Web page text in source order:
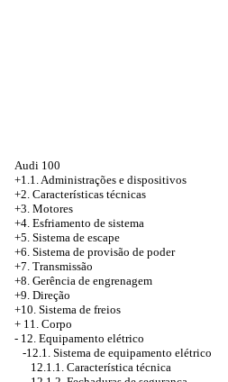
Audi 100
+1.1. Administrações e dispositivos
+2. Características técnicas
+3. Motores
+4. Esfriamento de sistema
+5. Sistema de escape
+6. Sistema de provisão de poder
+7. Transmissão
+8. Gerência de engrenagem
+9. Direção
+10. Sistema de freios
+ 11. Corpo
- 12. Equipamento elétrico
-12.1. Sistema de equipamento elétrico
12.1.1. Característica técnica